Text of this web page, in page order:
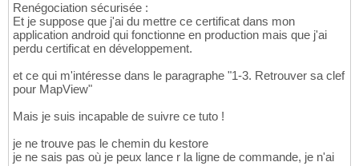
Renégociation sécurisée :
Et je suppose que j'ai du mettre ce certificat dans mon
application android qui fonctionne en production mais que j'ai
perdu certificat en développement.
et ce qui m'intéresse dans le paragraphe "1-3. Retrouver sa clef
pour MapView"
Mais je suis incapable de suivre ce tuto !
je ne trouve pas le chemin du kestore
je ne sais pas où je peux lance r la ligne de commande, je n'ai